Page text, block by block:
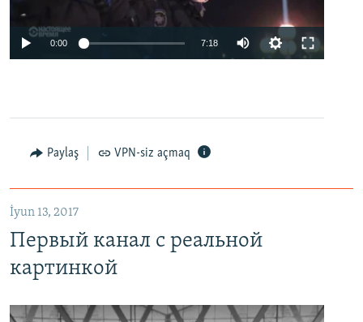
0:00 7:18
Paylaş VPN-siz açmaq
İyun 13, 2017
Первый канал с реальной
картинкой